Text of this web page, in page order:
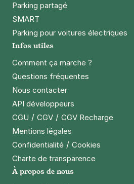
Parking partagé
SMART
Parking pour voitures électriques
Infos utiles
Comment ça marche ?
Questions fréquentes
Nous contacter
API développeurs
CGU / CGV / CGV Recharge
Mentions légales
Confidentialité / Cookies
Charte de transparence
À propos de nous